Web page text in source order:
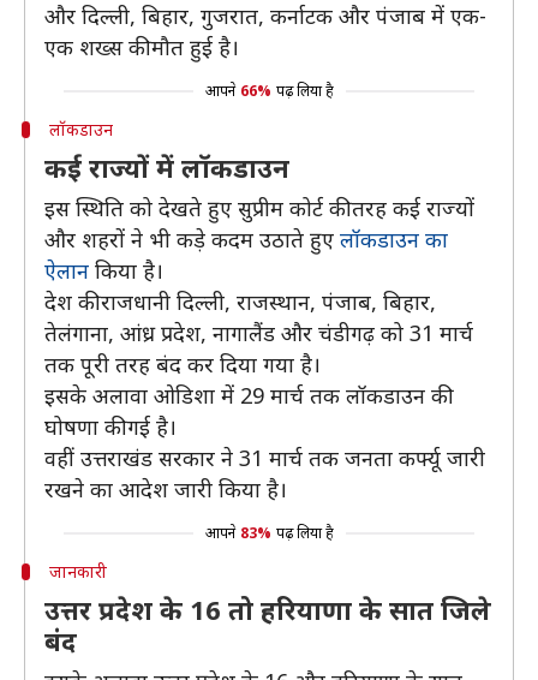
और दिल्ली, बिहार, गुजरात, कर्नाटक और पंजाब में एक-
एक शख्स की मौत हुई है।
आपने 66% पढ़ लिया है
लॉकडाउन
कई राज्यों में लॉकडाउन
इस स्थिति को देखते हुए सुप्रीम कोर्ट की तरह कई राज्यों
और शहरों ने भी कड़े कदम उठाते हुए लॉकडाउन का
ऐलान किया है।
देश की राजधानी दिल्ली, राजस्थान, पंजाब, बिहार,
तेलंगाना, आंध्र प्रदेश, नागालैंड और चंडीगढ़ को 31 मार्च
तक पूरी तरह बंद कर दिया गया है।
इसके अलावा ओडिशा में 29 मार्च तक लॉकडाउन की
घोषणा की गई है।
वहीं उत्तराखंड सरकार ने 31 मार्च तक जनता कर्फ्यू जारी
रखने का आदेश जारी किया है।
आपने 83% पढ़ लिया है
जानकारी
उत्तर प्रदेश के 16 तो हरियाणा के सात जिले
बंद